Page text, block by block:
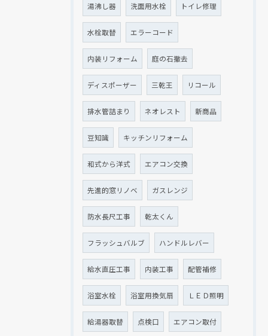
湯沸し器 洗面用水栓 トイレ修理
水栓取替 エラーコード
内装リフォーム 庭の石撤去
ディスポーザー 三乾王 リコール
排水管詰まり ネオレスト 新商品
豆知識 キッチンリフォーム
和式から洋式 エアコン交換
先進的窓リノベ ガスレンジ
防水長尺工事 乾太くん
フラッシュバルブ ハンドルレバー
給水直圧工事 内装工事 配管補修
浴室水栓 浴室用換気扇 ＬＥＤ照明
給湯器取替 点検口 エアコン取付